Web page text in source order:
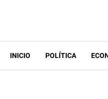
INICIO POLÍTICA